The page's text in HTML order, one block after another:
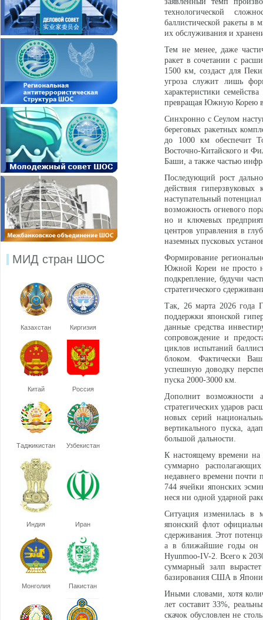
МИД стран ШОС
Казахстан Киргизия
Китай Россия
Таджикистан Узбекистан
Индия Иран
Монголия Пакистан
технологической
баллистической ракеты в
их обслуживания и
Тем не менее, даже
ракет в сочетании с
1500 км, создаст для
угроза служит лишь
характеристики
превращая Южную Корею в
Синхронно с Сеулом
береговых ракетных
до 1000 км обеспечит
Восточно-Китайского и
Баши, а также частью
Последующий рост
действия
наступательный
возможность огневого
но и ключевых
центров управления в
наземных пусковых
Формирование
Южной Кореи не просто
подкрепление, будучи
стратегического
Так, 26 марта 2026 года
поддержки японской
данные средства
сопровождение и
циклов испытаний
блоком. Фактически
успешную доводку
пуска 2000-3000 км.
Дополнит
стратегических ударов
новых серий
вертикального пуска,
большой дальности.
К настоящему времени
суммарно
недавнего времени почти
744 ячейки японских
неся ни одной ударной
Ситуация изменилась в
японский флот
сдерживания. Этот
а в ближайшие годы он
Hyunmoo-IV-2. Всего к
суммарный залп
базирования США в
Иными словами, хотя
лет составит 33%,
скачок обусловлен не